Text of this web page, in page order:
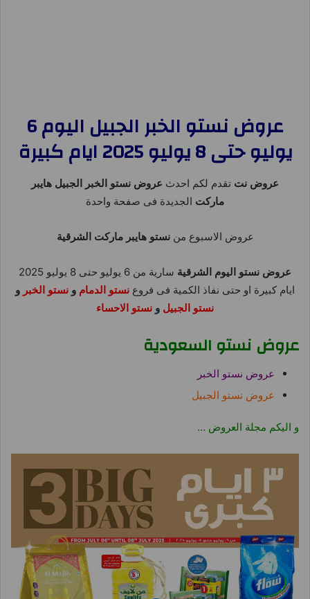
عروض نستو الخبر الجبيل اليوم 6
يوليو حتى 8 يوليو 2025 ايام كبيرة
عروض نت تقدم لكم احدث عروض نستو الخبر الجبيل هايبر
ماركت الجديدة فى صفحة واحدة
عروض الاسبوع مننستو هايبر ماركت الشرقية
عروض نستو اليوم الشرقية
سارية من 6 يوليو حتى 8 يوليو 2025
ايام كبيرة او حتى نفاذ الكمية فى فروع نستو الدمام و نستو الخبر و
نستو الجبيل و نستو الاحساء
عروض نستو السعودية
عروض نستو الخبر
عروض نستو الجبيل
و اليكم مجلة العروض …